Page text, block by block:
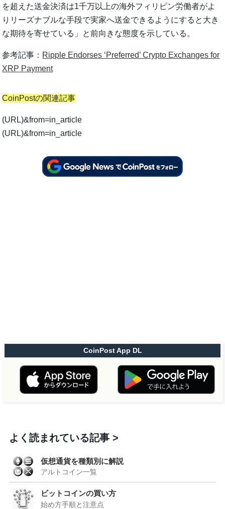
を超えた送金決済は1千万以上の海外フィリピン労働者がよ
りリーズナブルな手段で実家へ送金できるようにすると大き
な期待を寄せている」と前向きな態度を示している。
参考記事： Ripple Endorses ‘Preferred’ Crypto Exchanges for
XRP Payment
CoinPostの関連記事
(URL)&from=in_article
(URL)&from=in_article
CoinPost App DL
よく読まれている記事
仮想通貨を種類別に解説
アルトコイン一覧
ビットコインの買い方
始め方手順と注意点